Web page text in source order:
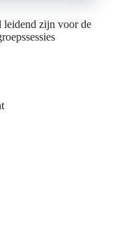
leidend zijn voor de